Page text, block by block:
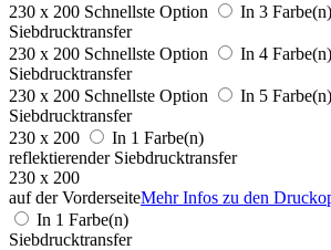
230 x 200 Schnellste Option
In 3 Farbe(n)
Siebdrucktransfer
230 x 200 Schnellste Option
In 4 Farbe(n)
Siebdrucktransfer
230 x 200 Schnellste Option
In 5 Farbe(n)
Siebdrucktransfer
230 x 200
In 1 Farbe(n)
reflektierender Siebdrucktransfer
230 x 200
auf der VorderseiteMehr Infos zu den
In 1 Farbe(n)
Siebdrucktransfer